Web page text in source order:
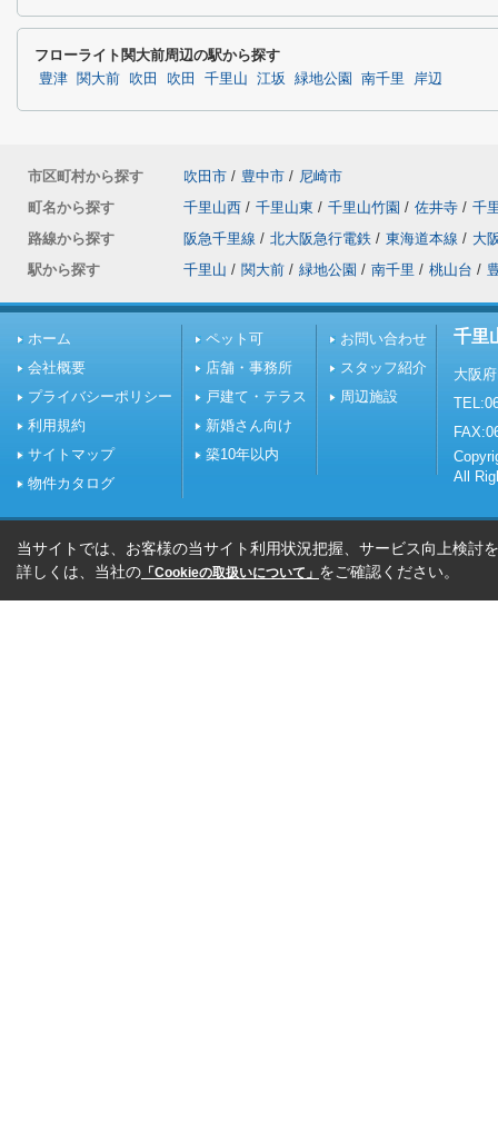
フローライト関大前周辺の駅から探す
豊津 関大前 吹田 吹田 千里山 江坂 緑地公園 南千里 岸辺
市区町村から探す 吹田市 / 豊中市 / 尼崎市
町名から探す
千里山西 / 千里山東 / 千里山竹園 / 佐井寺 / 千
路線から探す
阪急千里線 / 北大阪急行電鉄 / 東海道本線 / 大
駅から探す
千里山 / 関大前 / 緑地公園 / 南千里 / 桃山台 /
ホーム
会社概要
プライバシーポリシー
利用規約
サイトマップ
物件カタログ
ペット可
店舗・事務所
戸建て・テラス
新婚さん向け
築10年以内
お問い合わせ
スタッフ紹介
周辺施設
千里
大阪
All
当サイトでは、お客様の当サイト利用状況把握、サービス向上検討
詳しくは、当社の 「Cookieの取扱いについて」 をご確認ください。